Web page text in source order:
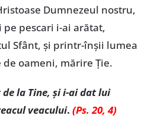
Dumnezeul nostru,
pescari i-ai arătat,
Sfânt, și printr-înșii lumea
oameni, mărire Ție.
la Tine, și i-ai dat lui
veacului. (Ps. 20, 4)